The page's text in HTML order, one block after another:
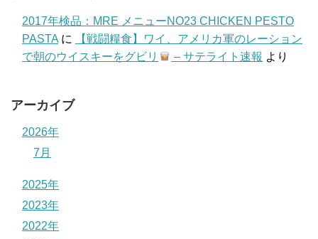
2017年検品：MRE メニューNO23 CHICKEN PESTO
PASTA に
【戦闘糧食】ワイ、アメリカ軍のレーション
で朝のウイスキーをグビリ
– サテライト速報 より
アーカイブ
2026年
7月
2025年
2023年
2022年